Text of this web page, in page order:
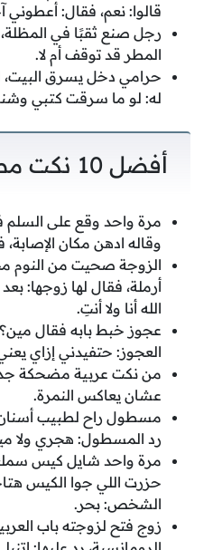
قالوا: نعم، فقال: أعطوني
رجل صنع ثقبًا في المظلة،
المطر قد توقف أم لا.
حرامي دخل يسرق البيت،
له: لو ما سرقت كتبي
أفضل 10 نكت مصرية
مرة واحد وقع على السلم
وقاله ادهن مكان
الزوجة صحيت من النوم
أرملة، فقال لها زوجها:
الله أنا ولا أنتِ.
عجوز خبط بابه فقال مين؟
العجوز: حتفيدني إزاي
من نكت عربية مضحكة
عشان يعاكس النمرة.
مسطول راح لطبيب أسنان
رد المسطول: هجري ولا
مرة واحد شايل كيس
حزرت اللي جوا الكيس
الشخص: بحر.
زوج فتح لزوجته باب